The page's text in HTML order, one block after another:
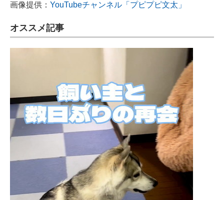
画像提供： YouTubeチャンネル「プピプピ文太」
オススメ記事